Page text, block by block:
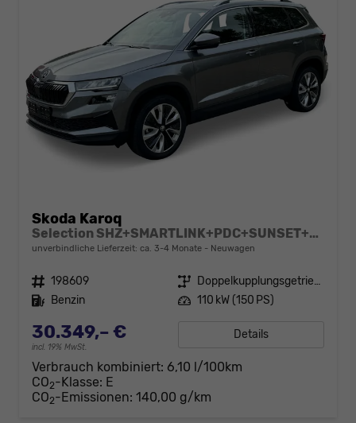
Skoda Karoq
Selection SHZ+SMARTLINK+PDC+SUNSET+LED
unverbindliche Lieferzeit: ca. 3-4 Monate Neuwagen
Fahrzeugnr. 198609 Getriebe
Doppelkupplungsgetriebe (DSG)
Kraftstoff Benzin Leistung 110 kW (150 PS)
30.349,– €
incl. 19% MwSt.
Details
Verbrauch kombiniert: 6,10 l/100km
CO2-Klasse: E
CO2-Emissionen: 140,00 g/km